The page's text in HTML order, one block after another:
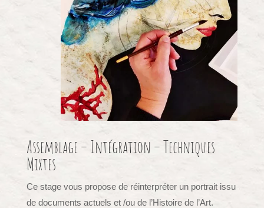
Assemblage – Intégration – Techniques
Mixtes
Ce stage vous propose de réinterpréter un portrait issu
de documents actuels et /ou de l’Histoire de l’Art.